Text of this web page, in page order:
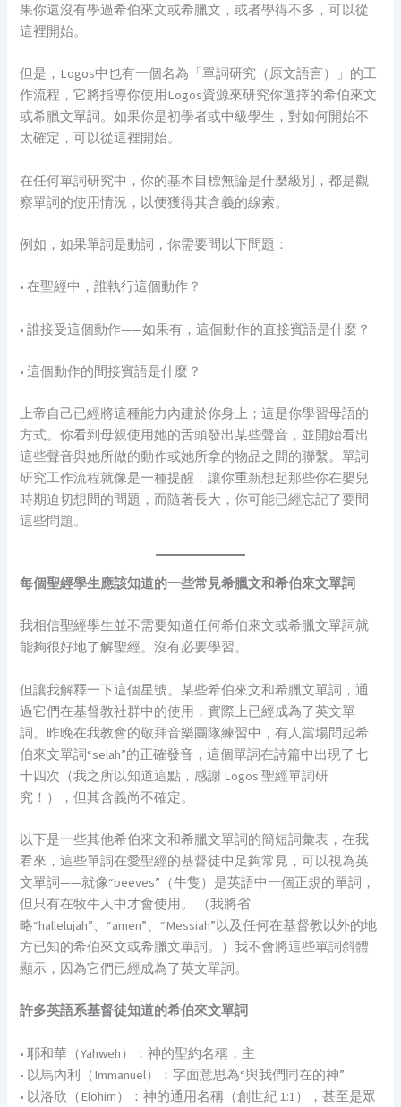
果你還沒有學過希伯來文或希臘文，或者學得不多，可以從
這裡開始。
但是，Logos中也有一個名為「單詞研究（原文語言）」的工
作流程，它將指導你使用Logos資源來研究你選擇的希伯來文
或希臘文單詞。如果你是初學者或中級學生，對如何開始不
太確定，可以從這裡開始。
在任何單詞研究中，你的基本目標無論是什麼級別，都是觀
察單詞的使用情況，以便獲得其含義的線索。
例如，如果單詞是動詞，你需要問以下問題：
• 在聖經中，誰執行這個動作？
• 誰接受這個動作——如果有，這個動作的直接賓語是什麼？
• 這個動作的間接賓語是什麼？
上帝自己已經將這種能力內建於你身上；這是你學習母語的
方式。你看到母親使用她的舌頭發出某些聲音，並開始看出
這些聲音與她所做的動作或她所拿的物品之間的聯繫。單詞
研究工作流程就像是一種提醒，讓你重新想起那些你在嬰兒
時期迫切想問的問題，而隨著長大，你可能已經忘記了要問
這些問題。
每個聖經學生應該知道的一些常見希臘文和希伯來文單詞
我相信聖經學生並不需要知道任何希伯來文或希臘文單詞就
能夠很好地了解聖經。沒有必要學習。
但讓我解釋一下這個星號。某些希伯來文和希臘文單詞，通
過它們在基督教社群中的使用，實際上已經成為了英文單
詞。昨晚在我教會的敬拜音樂團隊練習中，有人當場問起希
伯來文單詞“selah”的正確發音，這個單詞在詩篇中出現了七
十四次（我之所以知道這點，感謝 Logos 聖經單詞研
究！），但其含義尚不確定。
以下是一些其他希伯來文和希臘文單詞的簡短詞彙表，在我
看來，這些單詞在愛聖經的基督徒中足夠常見，可以視為英
文單詞——就像“beeves”（牛隻）是英語中一個正規的單詞，
但只有在牧牛人中才會使用。 （我將省
略“hallelujah”、“amen”、“Messiah”以及任何在基督教以外的地
方已知的希伯來文或希臘文單詞。）我不會將這些單詞斜體
顯示，因為它們已經成為了英文單詞。
許多英語系基督徒知道的希伯來文單詞
• 耶和華（Yahweh）：神的聖約名稱，主
• 以馬內利（Immanuel）：字面意思為“與我們同在的神”
• 以洛欣（Elohim）：神的通用名稱（創世紀 1:1），甚至是眾